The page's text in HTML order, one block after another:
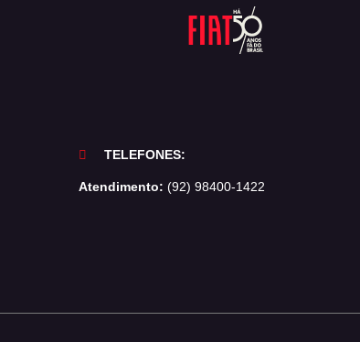
TELEFONES:
Atendimento: (92) 98400-1422